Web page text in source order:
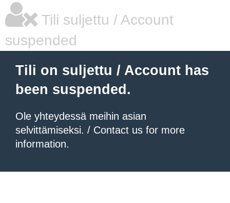
Tili suljettu / Account
suspended
Tili on suljettu / Account has
been suspended.
Ole yhteydessä meihin asian
selvittämiseksi. / Contact us for more
information.